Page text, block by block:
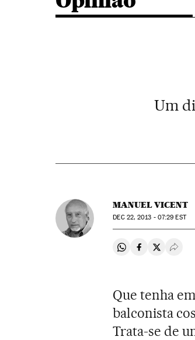
Um
MANUEL VICENT
DEC22, 2013 - 07:29 EST
Compartir en
Compartir en
Que tenha
balconista
Trata-se de